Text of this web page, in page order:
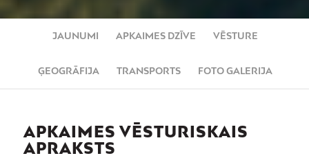
JAUNUMI APKAIMES DZĪVE VĒSTURE
ĢEOGRĀFIJA TRANSPORTS FOTO GALERIJA
APKAIMES VĒSTURISKAIS
APRAKSTS